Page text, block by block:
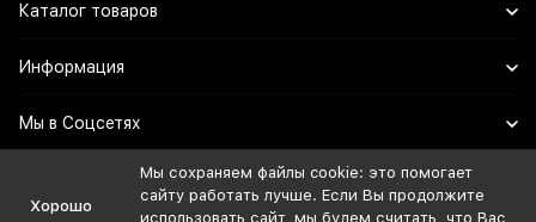
Каталог товаров
Информация
Мы в Соцсетях
Политика персональных данных
Хорошо
Мы сохраняем файлы cookie: это помогает
сайту работать лучше. Если Вы продолжите
использовать сайт, мы будем считать, что Вас